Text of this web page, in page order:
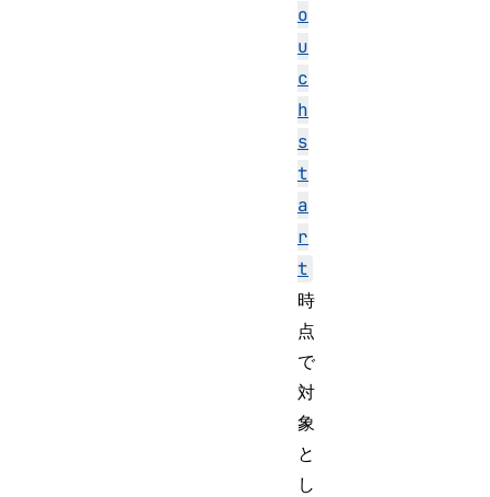
o
u
c
h
s
t
a
r
t
時
点
で
対
象
と
し